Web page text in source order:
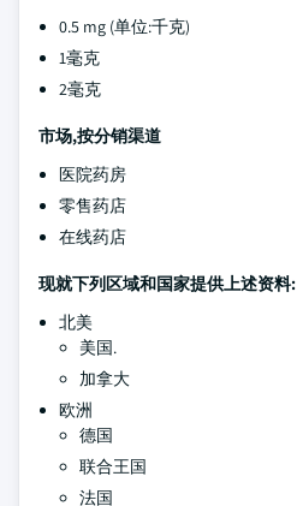
0.5 mg (单位:千克)
1毫克
2毫克
市场,按分销渠道
医院药房
零售药店
在线药店
现就下列区域和国家提供上述资料:
北美
美国.
加拿大
欧洲
德国
联合王国
法国